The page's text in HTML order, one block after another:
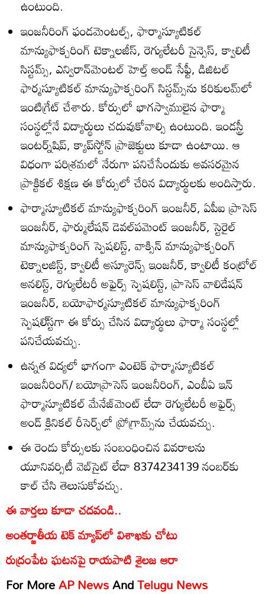
ఉంటుంది.
ఇంజనీరింగ్‌ ఫండమెంటల్స్‌, ఫార్మాస్యూటికల్‌
మాన్యుఫాక్చరింగ్‌ టెక్నాలజీస్‌, రెగ్యులేటరీ సైన్సెస్‌, క్వాలిటీ
సిస్టమ్స్‌, ఎన్విరాన్‌మెంటల్‌ హెల్త్‌ అండ్‌ సేఫ్టీ, డిజిటల్‌
ఫార్మస్యూటికల్‌ మాన్యుఫాక్చరింగ్‌ సిస్టమ్స్‌ను కరికులమ్‌లో
ఇంటిగ్రేట్‌ చేశారు. కోర్సులో భాగస్వాములైన ఫార్మా
సంస్థల్లోనే విద్యార్థులు చదువుకోవాల్సి ఉంటుంది. ఇండస్ట్రీ
ఇంటర్న్‌షిప్‌, క్యాప్‌స్టోన్‌ ప్రాజెక్టులు కూడా ఉంటాయి. ఆ
విధంగా పరిశ్రమలో నేరుగా పనిచేసేందుకు అవసరమైన
ప్రాక్టికల్‌ శిక్షణ ఈ కోర్సులో చేరిన విద్యార్థులకు అందిస్తారు.
ఫార్మాస్యూటికల్‌ మాన్యుఫాక్చరింగ్‌ ఇంజనీర్‌, ఏపీఐ ప్రాసెస్‌
ఇంజనీర్‌, ఫార్ములేషన్‌ డెవల్‌పమెంట్‌ ఇంజనీర్‌, స్టెరైల్‌
మాన్యుఫాక్చరింగ్‌ స్పెషలిస్ట్‌, వాక్సిన్‌ మాన్యుఫాక్చరింగ్‌
టెక్నాలజిస్ట్‌, క్వాలిటీ అస్యూరెన్స్‌ ఇంజనీర్‌, క్వాలిటీ కంట్రోల్‌
అనలిస్ట్‌, రెగ్యులేటరీ అఫైర్స్‌ స్పెషలిస్ట్‌, ప్రాసెస్‌ వాలిడేషన్‌
ఇంజనీర్‌, బయోఫార్మస్యూటికల్‌ మాన్యుఫాక్చరింగ్‌
స్పెషలి్‌స్టగా ఈ కోర్సు చేసిన విద్యార్థులు ఫార్మా సంస్థల్లో
పనిచేయవచ్చు.
ఉన్నత విద్యలో భాగంగా ఎంటెక్‌ ఫార్మాస్యూటికల్‌
ఇంజనీరింగ్‌/ బయోప్రాసెస్‌ ఇంజనీరింగ్‌, ఎంబీఏ ఇన్‌
ఫార్మాస్యూటికల్‌ మేనేజ్‌మెంట్‌ లేదా రెగ్యులేటరీ అఫైర్స్‌
అండ్‌ క్లినికల్‌ రీసెర్చ్‌లో ప్రోగ్రామ్స్‌ను చేయవచ్చు.
ఈ రెండు కోర్సులకు సంబంధించిన వివరాలను
యూనివర్సిటీ వెబ్‌సైట్‌ లేదా 8374234139 నంబర్‌కు
కాల్‌ చేసి తెలుసుకోవచ్చు.
ఈ వార్తలు కూడా చదవండి..
అంతర్జాతీయ టెక్ మ్యాప్‌లో విశాఖకు చోటు
రుద్రంపేట ఘటనపై రాయపాటి శైలజ ఆరా
For MoreAP NewsAndTelugu News